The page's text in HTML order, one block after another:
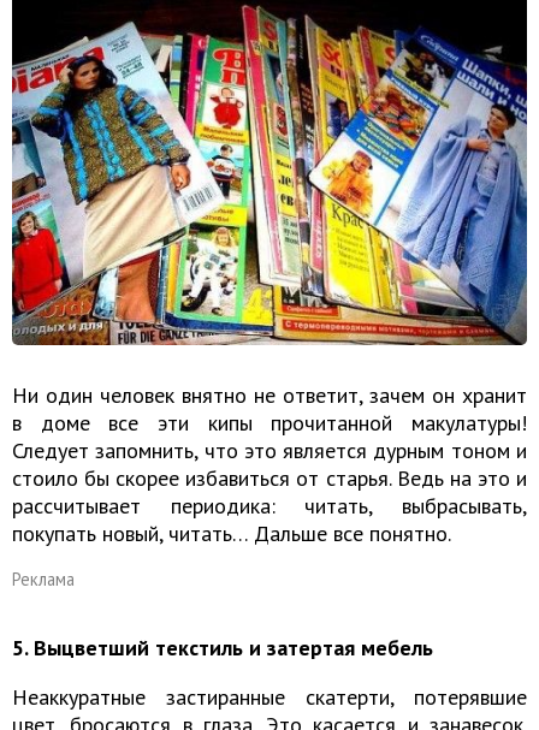
Ни один человек внятно не ответит, зачем он хранит
в доме все эти кипы прочитанной макулатуры!
Следует запомнить, что это является дурным тоном и
стоило бы скорее избавиться от старья. Ведь на это и
рассчитывает периодика: читать, выбрасывать,
покупать новый, читать… Дальше все понятно.
Реклама
5. Выцветший текстиль и затертая мебель
Неаккуратные застиранные скатерти, потерявшие